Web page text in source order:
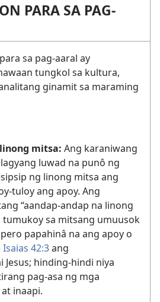
PARA SA PAG-
sa pag-aaral ay
tungkol sa kultura,
ginamit sa maraming
mitsa: Ang karaniwang
luwad na punô ng
ng linong mitsa ang
tuloy ang apoy. Ang
“aandap-andap na linong
tumukoy sa mitsang umuusok
papahinâ na ang apoy o
Isaias 42:3ang
Jesus; hinding-hindi niya
pag-asa ng mga
inaapi.